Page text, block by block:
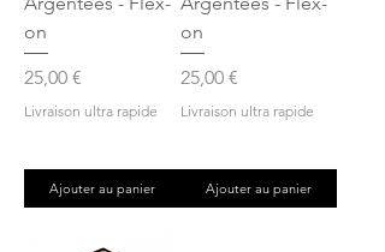
on
Prix
25,00 €
Livraison ultra rapide
Ajouter au panier
on
Prix
25,00 €
Livraison ultra rapide
Ajouter au panier